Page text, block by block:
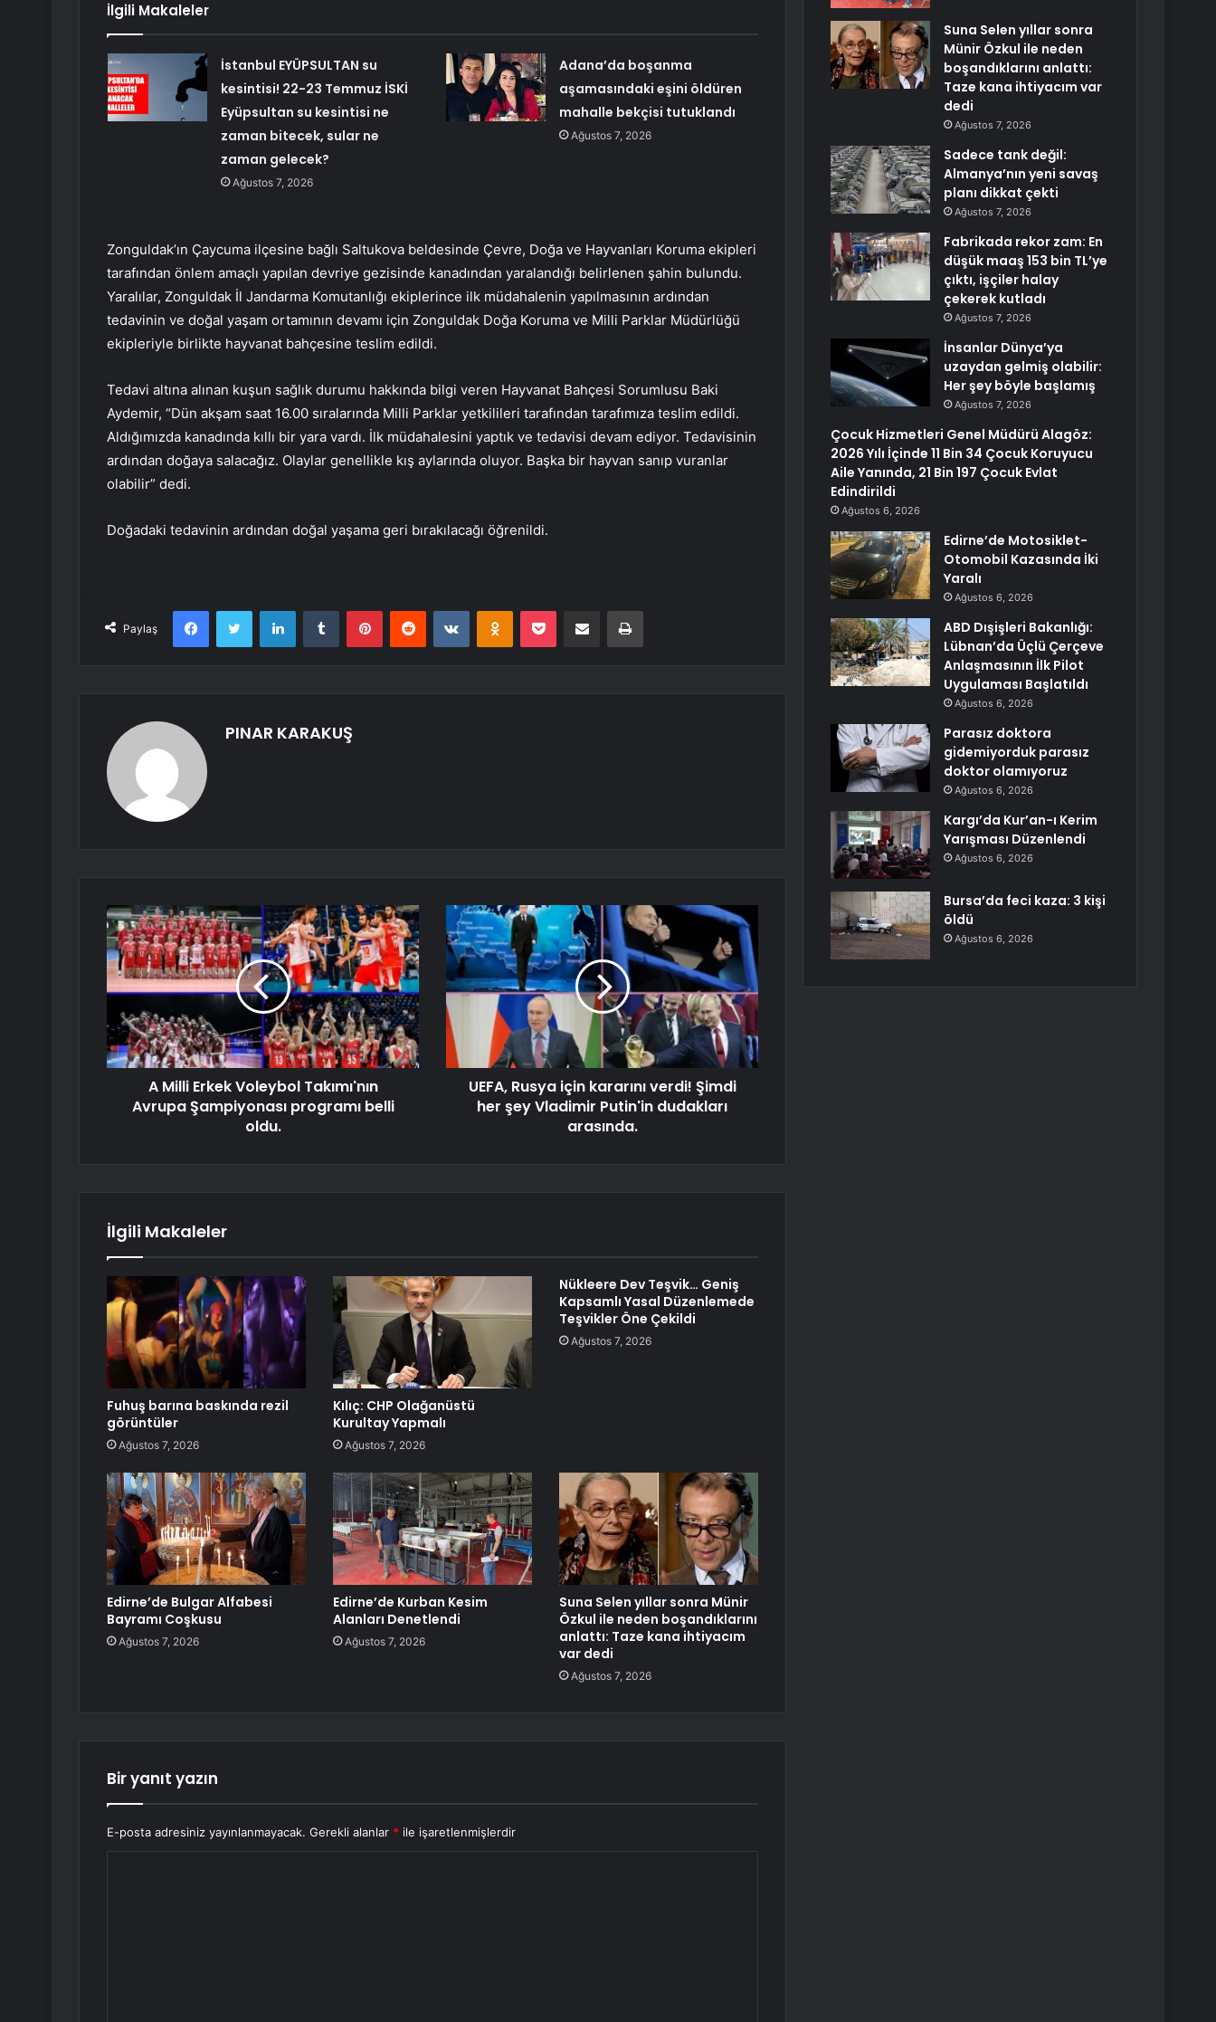
İlgili Makaleler
İstanbul EYÜPSULTAN su
kesintisi! 22-23 Temmuz İSKİ
Eyüpsultan su kesintisi ne
zaman bitecek, sular ne
zaman gelecek?
Ağustos 7, 2026
Adana’da boşanma
aşamasındaki eşini öldüren
mahalle bekçisi tutuklandı
Ağustos 7, 2026
Zonguldak’ın Çaycuma ilçesine bağlı Saltukova beldesinde Çevre, Doğa ve Hayvanları Koruma ekipleri
tarafından önlem amaçlı yapılan devriye gezisinde kanadından yaralandığı belirlenen şahin bulundu.
Yaralılar, Zonguldak İl Jandarma Komutanlığı ekiplerince ilk müdahalenin yapılmasının ardından
tedavinin ve doğal yaşam ortamının devamı için Zonguldak Doğa Koruma ve Milli Parklar Müdürlüğü
ekipleriyle birlikte hayvanat bahçesine teslim edildi.
Tedavi altına alınan kuşun sağlık durumu hakkında bilgi veren Hayvanat Bahçesi Sorumlusu Baki
Aydemir, “Dün akşam saat 16.00 sıralarında Milli Parklar yetkilileri tarafından tarafımıza teslim edildi.
Aldığımızda kanadında kıllı bir yara vardı. İlk müdahalesini yaptık ve tedavisi devam ediyor. Tedavisinin
ardından doğaya salacağız. Olaylar genellikle kış aylarında oluyor. Başka bir hayvan sanıp vuranlar
olabilir” dedi.
Doğadaki tedavinin ardından doğal yaşama geri bırakılacağı öğrenildi.
Paylaş
FacebookTwitter LinkedInTumblr PinterestReddit VKontakteOdnoklassniki
Pocket E-Posta ile paylaş Yazdır
PINAR KARAKUŞ
A Milli Erkek Voleybol Takımı'nın
Avrupa Şampiyonası programı belli
oldu.
UEFA, Rusya için kararını verdi! Şimdi
her şey Vladimir Putin'in dudakları
arasında.
İlgili Makaleler
Fuhuş barına baskında rezil
görüntüler
Ağustos 7, 2026
Kılıç: CHP Olağanüstü
Kurultay Yapmalı
Ağustos 7, 2026
Nükleere Dev Teşvik… Geniş
Kapsamlı Yasal Düzenlemede
Teşvikler Öne Çekildi
Ağustos 7, 2026
Edirne’de Bulgar Alfabesi
Bayramı Coşkusu
Ağustos 7, 2026
Edirne’de Kurban Kesim
Alanları Denetlendi
Ağustos 7, 2026
Suna Selen yıllar sonra Münir
Özkul ile neden boşandıklarını
anlattı: Taze kana ihtiyacım
var dedi
Ağustos 7, 2026
Bir yanıt yazın
E-posta adresiniz yayınlanmayacak. Gerekli alanlar * ile işaretlenmişlerdir
Suna Selen yıllar sonra
Münir Özkul ile neden
boşandıklarını anlattı:
Taze kana ihtiyacım var
dedi
Ağustos 7, 2026
Sadece tank değil:
Almanya’nın yeni savaş
planı dikkat çekti
Ağustos 7, 2026
Fabrikada rekor zam: En
düşük maaş 153 bin TL’ye
çıktı, işçiler halay
çekerek kutladı
Ağustos 7, 2026
İnsanlar Dünya’ya
uzaydan gelmiş olabilir:
Her şey böyle başlamış
Ağustos 7, 2026
Çocuk Hizmetleri Genel Müdürü Alagöz:
2026 Yılı İçinde 11 Bin 34 Çocuk Koruyucu
Aile Yanında, 21 Bin 197 Çocuk Evlat
Edindirildi
Ağustos 6, 2026
Edirne’de Motosiklet-
Otomobil Kazasında İki
Yaralı
Ağustos 6, 2026
ABD Dışişleri Bakanlığı:
Lübnan’da Üçlü Çerçeve
Anlaşmasının İlk Pilot
Uygulaması Başlatıldı
Ağustos 6, 2026
Parasız doktora
gidemiyorduk parasız
doktor olamıyoruz
Ağustos 6, 2026
Kargı’da Kur’an-ı Kerim
Yarışması Düzenlendi
Ağustos 6, 2026
Bursa’da feci kaza: 3 kişi
öldü
Ağustos 6, 2026